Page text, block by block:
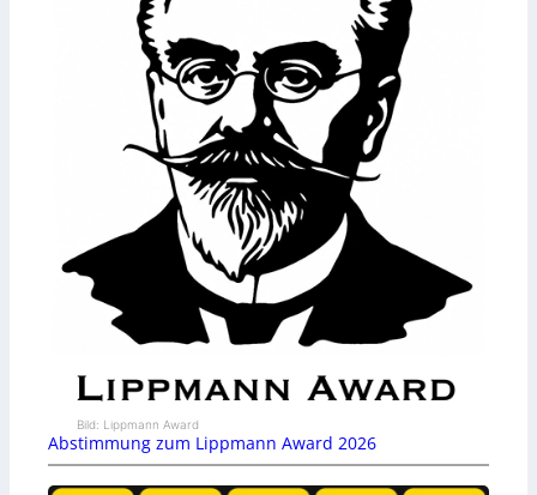
Bild: Lippmann Award
Abstimmung zum Lippmann Award 2026